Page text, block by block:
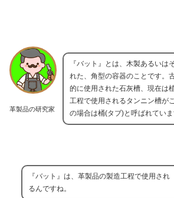
革製品の研究家
『バット』とは、木製あるいは
れた、角型の容器のことです。
的に使用された石灰槽、現在は
工程で使用されるタンニン槽が
の場合は桶(タブ)と呼ばれていま
『バット』は、革製品の製造工程で使用され
るんですね。